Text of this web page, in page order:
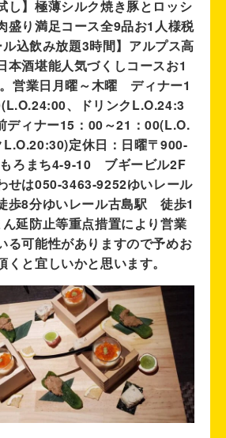
し】極薄シルク焼き豚とロッシ
盛り満足コース全9品お1人様税
込飲み放題3時間】アルプス高
本酒堪能人気づくしコースお1
営業日月曜～木曜 ディナー1
、ドリンクL.O.24:3
ディナー15：00～21：00(L.O.
定休日：日曜〒900-
ろまち4-9-10 ブギービル2F
せは050-3463-9252ゆいレール
歩8分ゆいレール古島駅 徒歩1
延防止等重点措置により営業
る可能性がありますので予めお
くと宜しいかと思います。